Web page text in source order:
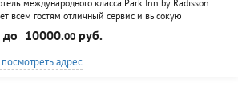
международного класса Park Inn by Radisson
всем гостям отличный сервис и высокую
вариант для проживания и в
на период командировки. Особенным
является ее удобное расположение прямо в
около вокзала. До всех главных...
до 10000.00 руб.
адрес